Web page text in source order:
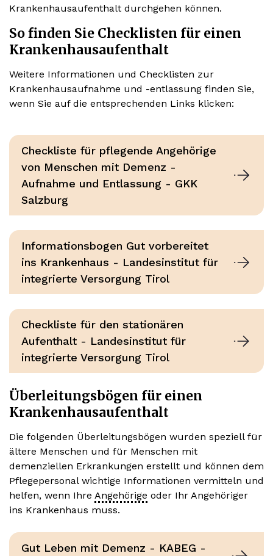
Krankenhausaufenthalt durchgehen können.
So finden Sie Checklisten für einen
Krankenhausaufenthalt
Weitere Informationen und Checklisten zur
Krankenhausaufnahme und -entlassung finden Sie,
wenn Sie auf die entsprechenden Links klicken:
Checkliste für pflegende Angehörige
von Menschen mit Demenz -
Aufnahme und Entlassung - GKK
Salzburg
Informationsbogen Gut vorbereitet
ins Krankenhaus - Landesinstitut für
integrierte Versorgung Tirol
Checkliste für den stationären
Aufenthalt - Landesinstitut für
integrierte Versorgung Tirol
Überleitungsbögen für einen
Krankenhausaufenthalt
Die folgenden Überleitungsbögen wurden speziell für
ältere Menschen und für Menschen mit
demenziellen Erkrankungen erstellt und können dem
Pflegepersonal wichtige Informationen vermitteln und
helfen, wenn Ihre Angehörige oder Ihr Angehöriger
ins Krankenhaus muss.
Gut Leben mit Demenz - KABEG -